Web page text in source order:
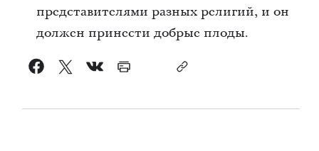
представителями разных религий, и он
должен принести добрые плоды.